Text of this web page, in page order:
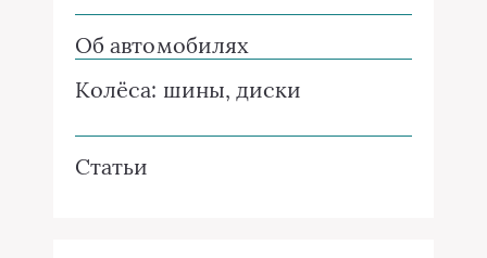
Об автомобилях
Колёса: шины, диски
Статьи